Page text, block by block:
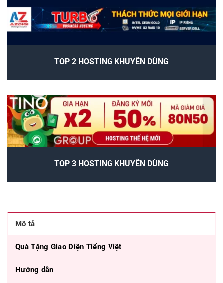
TOP 2 HOSTING KHUYÊN DÙNG
TOP 3 HOSTING KHUYÊN DÙNG
Mô tả
Quà Tặng Giao Diện Tiếng Việt
Hướng dẫn